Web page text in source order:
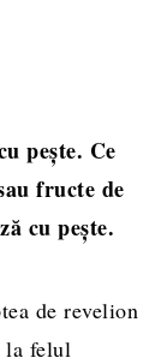
pește. Ce
fructe de
cu pește.
de revelion
la felul